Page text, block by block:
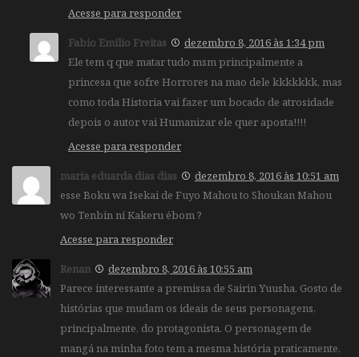
Acesse para responder
Fabio Emilio Freitas
dezembro 8, 2016 às 1:34 pm
Ele tem q que matar tudo msm principalmente a
princesa que sofre Horrores na mao dele kkkkkkk, mas
como toda Historia vai fazer um bocado de atrosidade
depois o autor vai Humanizar ele quer aposta!!!!
Acesse para responder
maria eduarda dias dias
dezembro 8, 2016 às 10:51 am
esse Boku wa Isekai de Fuyo Mahou to Shoukan Mahou
wo Tenbin ni Kakeru ébom ?
Acesse para responder
Renan
dezembro 8, 2016 às 10:55 am
Parece interessante a premissa de Sairin Yuusha. Gosto de
histórias que mudam os ideais de seus personagens,
principalmente, do protagonista. O personagem de
mangá na minha foto tem a mesma história praticamente,